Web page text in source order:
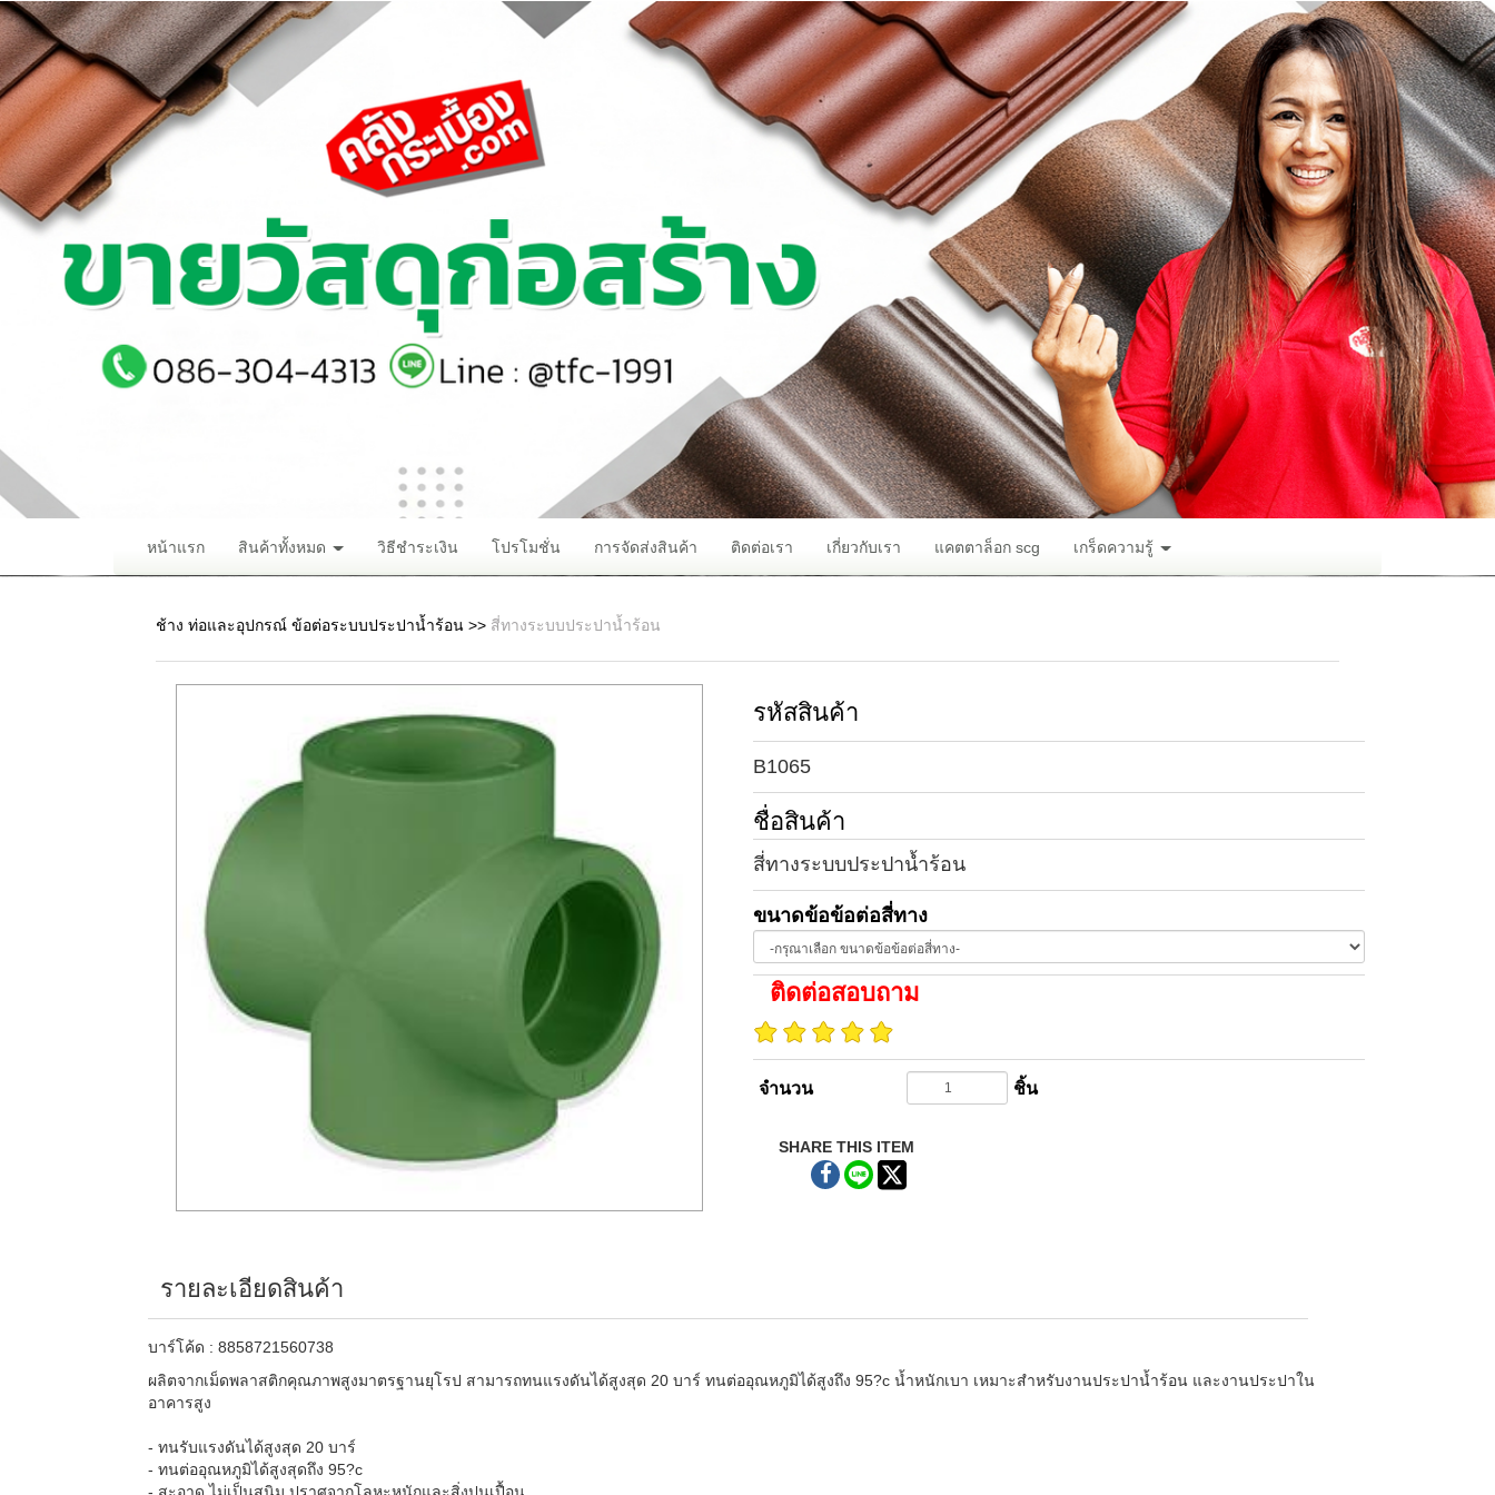
หน้าแรก สินค้าทั้งหมด วิธีชำระเงิน โปรโมชั่น การจัดส่งสินค้า ติดต่อเรา เกี่ยวกับเรา แคตตาล็อก scg เกร็ดความรู้
ช้าง ท่อและอุปกรณ์ ข้อต่อระบบประปาน้ำร้อน >> สี่ทางระบบประปาน้ำร้อน
รหัสสินค้า
B1065
ชื่อสินค้า
สี่ทางระบบประปาน้ำร้อน
ขนาดข้อข้อต่อสี่ทาง
ติดต่อสอบถาม
จำนวน ชิ้น
SHARE THIS ITEM
รายละเอียดสินค้า
บาร์โค้ด : 8858721560738
ผลิตจากเม็ดพลาสติกคุณภาพสูงมาตรฐานยุโรป สามารถทนแรงดันได้สูงสุด 20 บาร์ ทนต่ออุณหภูมิได้สูงถึง 95?c น้ำหนักเบา เหมาะสำหรับงานประปาน้ำร้อน และงานประปาใน
อาคารสูง
- ทนรับแรงดันได้สูงสุด 20 บาร์
- ทนต่ออุณหภูมิได้สูงสุดถึง 95?c
- สะอาด ไม่เป็นสนิม ปราศจากโลหะหนักและสิ่งปนเปื้อน